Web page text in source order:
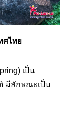
ศไทย
เป็น
มีลักษณะเป็น
ขตอุทยานแห่ง